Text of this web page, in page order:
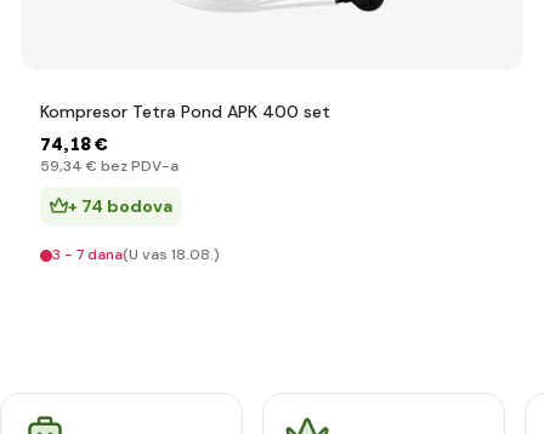
Kompresor Tetra Pond APK 400 set
74,18 €
59,34 € bez PDV-a
+ 74 bodova
3 - 7 dana(U vas 18.08.)